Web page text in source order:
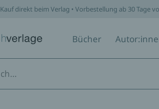
Kauf direkt beim Verlag • Vorbestellung ab 30 Tage
Bücher